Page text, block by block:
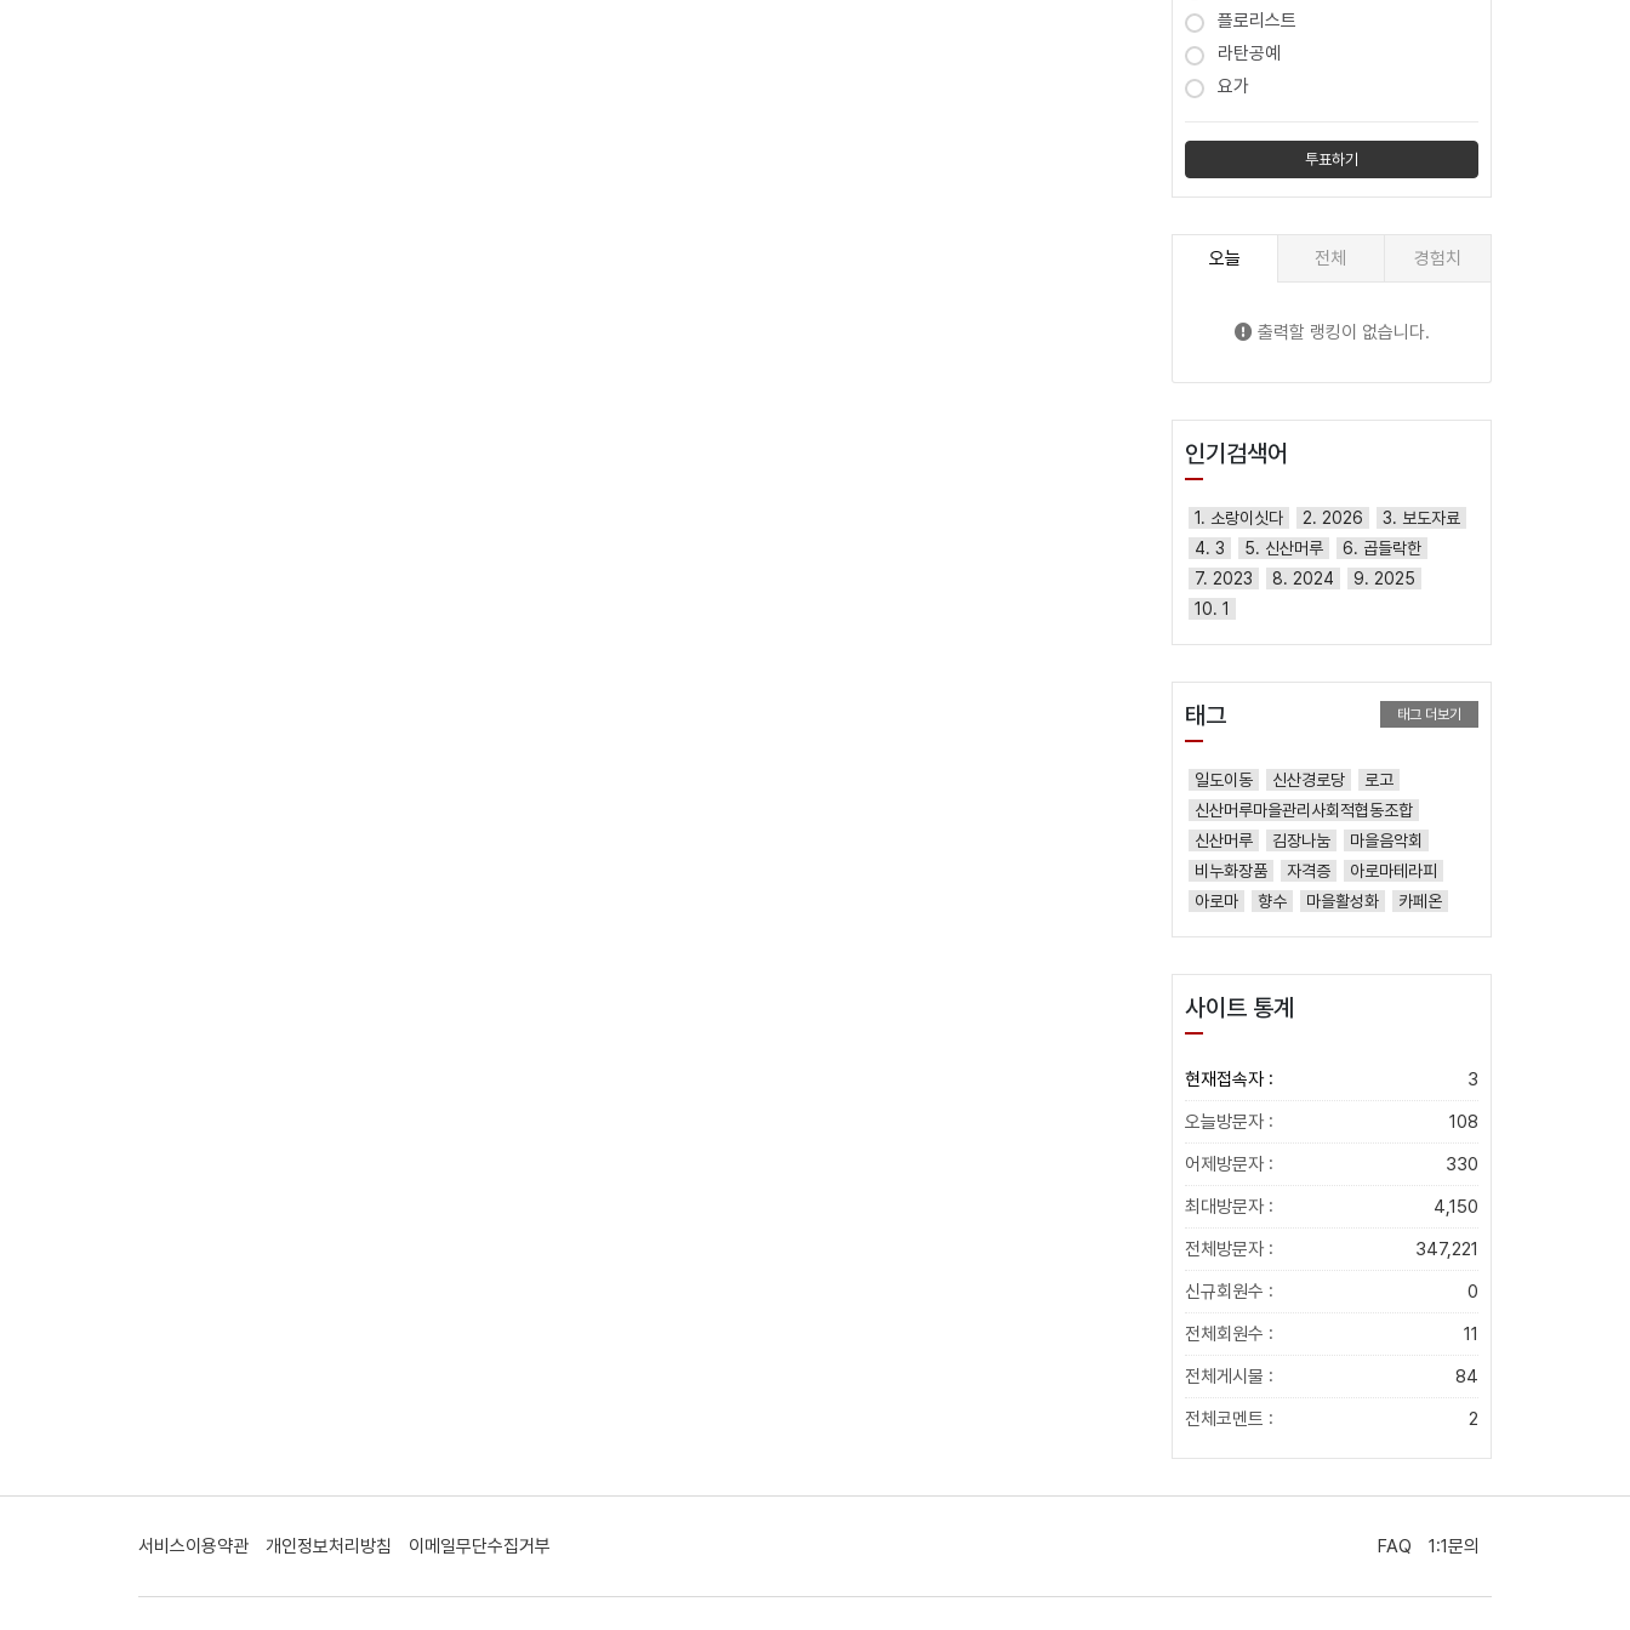
플로리스트
라탄공예
요가
오늘 전체 경험치
출력할 랭킹이 없습니다.
인기검색어
1. 소랑이싯다 2. 2026
3. 보도자료
4. 3
5. 신산머루
6. 곱들락한
7. 2023
8. 2024
9. 2025
10. 1
태그 태그 더보기
일도이동 신산경로당
로고
신산머루마을관리사회적협동조합
신산머루
김장나눔
마을음악회
비누화장품
자격증
아로마테라피
아로마
향수 마을활성화 카페온
사이트 통계
현재접속자 :
3
오늘방문자 :
108
어제방문자 :
330
최대방문자 :
4,150
전체방문자 :
347,221
신규회원수 :
0
전체회원수 :
11
전체게시물 :
84
전체코멘트 :
2
서비스이용약관 개인정보처리방침 이메일무단수집거부 FAQ 1:1문의